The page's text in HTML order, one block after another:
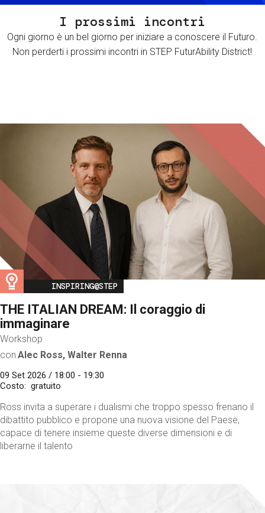
I prossimi incontri
Ogni giorno è un bel giorno per iniziare a conoscere il Futuro.
Non perderti i prossimi incontri in STEP FuturAbility District!
Image
INSPIRING@STEP
THE ITALIAN DREAM: Il coraggio di
immaginare
Workshop
con Alec Ross, Walter Renna
09 Set 2026 / 18:00 - 19:30
Costo
gratuito
Ross invita a superare i dualismi che troppo spesso frenano il
dibattito pubblico e propone una nuova visione del Paese,
capace di tenere insieme queste diverse dimensioni e di
liberarne il talento